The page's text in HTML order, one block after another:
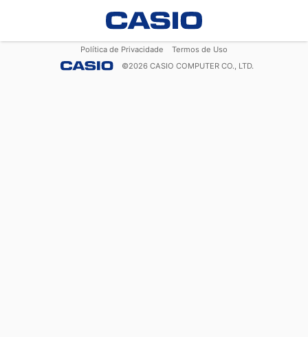
Política de Privacidade
Termos de Uso
©2026 CASIO COMPUTER CO., LTD.